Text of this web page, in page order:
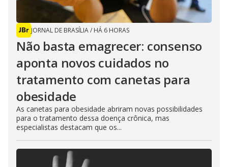
JORNAL DE BRASÍLIA/ HÁ 6 HORAS
Não basta emagrecer: consenso
aponta novos cuidados no
tratamento com canetas para
obesidade
As canetas para obesidade abriram novas possibilidades
para o tratamento dessa doença crônica, mas
especialistas destacam que os...